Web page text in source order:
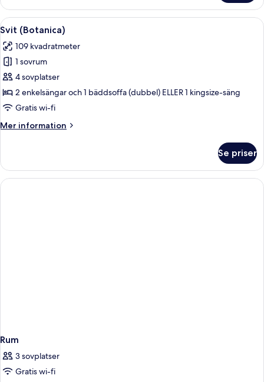
(Grand
Tour)
Öppna
alla
foton
för
Svit
(Botanica)
Ett sovrum med en stor säng, en
11
Svit (Botanica)
109 kvadratmeter
1 sovrum
4 sovplatser
2 enkelsängar och 1 bäddsoffa (dubbel) ELLER 1 kingsize-säng
Gratis wi-fi
Mer information
Mer
(Botanica)
Se priser
Rum
3 sovplatser
Gratis wi-fi